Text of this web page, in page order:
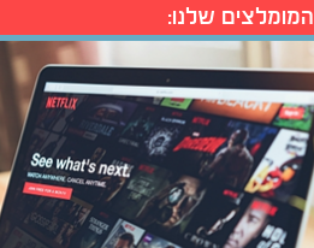
המומלצים שלנו: